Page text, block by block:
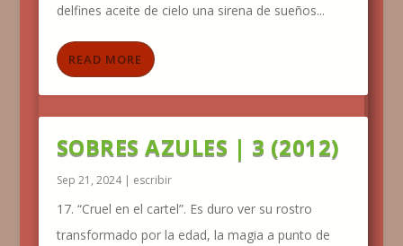
delfines aceite de cielo una sirena de sueños...
READ MORE
SOBRES AZULES | 3 (2012)
Sep 21, 2024| escribir
17. “Cruel en el cartel”. Es duro ver su rostro
transformado por la edad, la magia a punto de